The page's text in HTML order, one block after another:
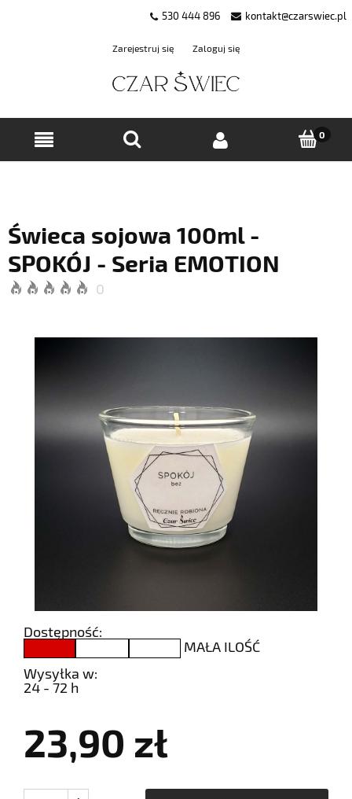
530 444 896 kontakt@czarswiec.pl
Zarejestruj się Zaloguj się
Świeca sojowa 100ml -
SPOKÓJ - Seria EMOTION
0
Dostępność:
MAŁA ILOŚĆ
Wysyłka w:
24 - 72 h
23,90 zł